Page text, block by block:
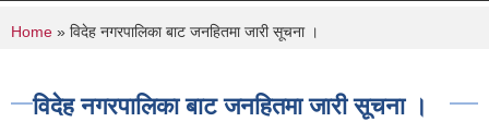
You are here
Home » विदेह नगरपालिका बाट जनहितमा जारी सूचना ।
विदेह नगरपालिका बाट जनहितमा जारी सूचना ।